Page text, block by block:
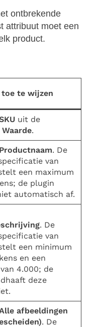
ontbrekende
attribuut moet een
product.
toe te wijzen
uit de
Waarde.
Productnaam. De
van
een maximum
de plugin
automatisch af.
. De
van
een minimum
en een
4.000; de
deze
afbeeldingen
. De